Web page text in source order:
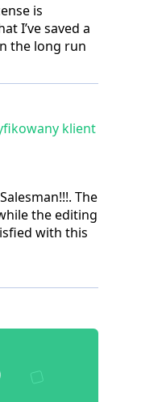
is
I’ve saved a
the long run
klient
The
the editing
with this